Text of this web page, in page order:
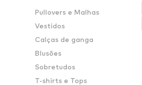
Pullovers e Malhas
Vestidos
Calças de ganga
Blusões
Sobretudos
T-shirts e Tops